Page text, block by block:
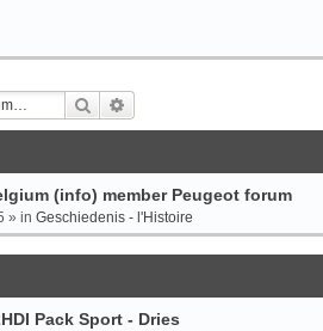
Zoek
(info) member Peugeot forum
» in Geschiedenis - l'Histoire
Pack Sport - Dries